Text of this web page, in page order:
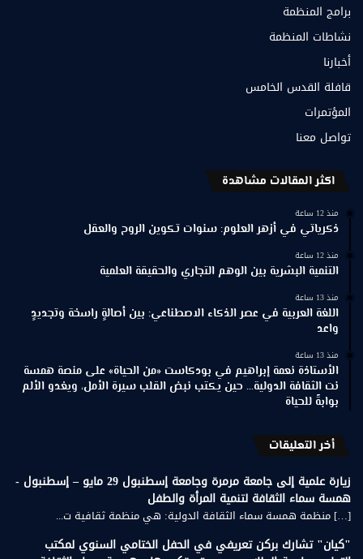
برامج المنظمة
نشاطات المنظمة
أخبارنا
قافلة القدس الخامس
المؤتمرات
تواصل معنا
اكثر المقالات مشاهدة
منذ 12 ساعة
ذكرياتي في أزهر العلوم: سنوات تكوين الروح والعقل
منذ 12 ساعة
التنمية البشرية بين الوهم التجاري والحقيقة العلمية
منذ 13 ساعة
اللغة العربية في عصر الذكاء الاصطناعي: بين أصالةٍ راسخة وتجديدٍ
واعد
منذ 13 ساعة
الأستاذة نعمة إبراهيم في بودكاست «من الحياة» على منصة همسة
نت الثقافة الدولية… حين يكتب نبض القلب سيرة الأمل، ويغدو الألم
بوابةً للحياة
أخر التعليقات
زيارة علمية إلى جامعة مرمرة وجامعة إسطنبول 29 مايو – إسطنبول -
همسة سماء الثقافة لتنمية المرأة والطفل
[…] منظمة همسة سماء الثقافة الدولية: هي منظمة ثقافية ت...
"كيان" تشارك بركن تعريفي في الحفل الختامي السنوي لمكتب